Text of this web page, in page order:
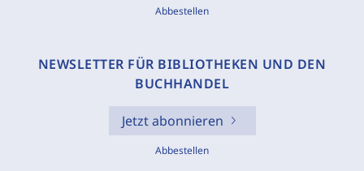
Abbestellen
NEWSLETTER FÜR BIBLIOTHEKEN UND DEN
BUCHHANDEL
Jetzt abonnieren
Abbestellen